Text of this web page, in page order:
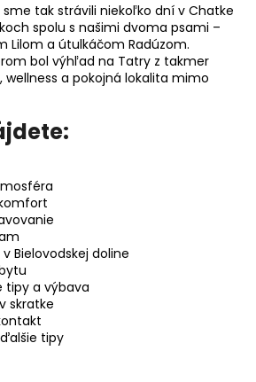
tak strávili niekoľko dní v Chatke
spolu s našimi dvoma psami –
Lilom a útulkáčom Radúzom.
bol výhľad na Tatry z takmer
a pokojná lokalita mimo
Bielovodskej doline
tipy a výbava
skratke
tipy